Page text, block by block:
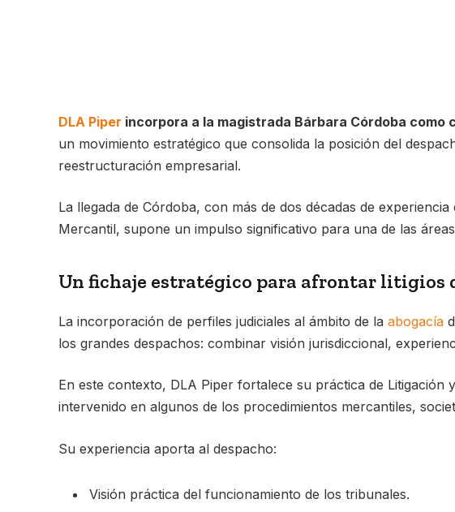
DLA Piper incorpora a la magistrada Bárbara Córdoba como
un movimiento estratégico que consolida la posición del
reestructuración empresarial.
La llegada de Córdoba, con más de dos décadas de
Mercantil, supone un impulso significativo para una de las
Un fichaje estratégico para afrontar litigios
La incorporación de perfiles judiciales al ámbito de laabogacía
los grandes despachos: combinar visión jurisdiccional,
En este contexto, DLA Piper fortalece su práctica de Litigación
intervenido en algunos de los procedimientos mercantiles,
Su experiencia aporta al despacho:
Visión práctica del funcionamiento de los tribunales.